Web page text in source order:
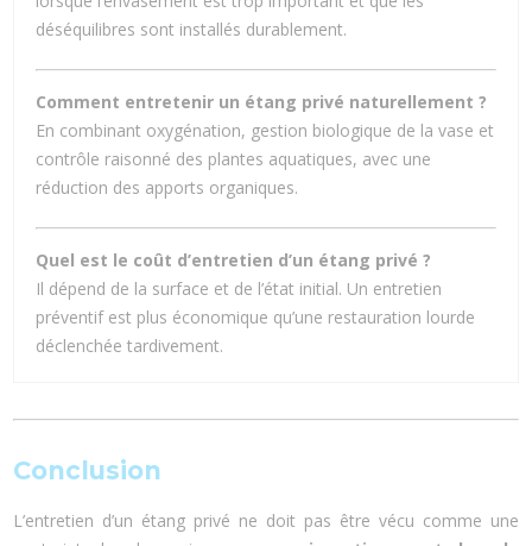
déséquilibres sont installés durablement.
Comment entretenir un étang privé naturellement ?
En combinant oxygénation, gestion biologique de la vase et
contrôle raisonné des plantes aquatiques, avec une
réduction des apports organiques.
Quel est le coût d’entretien d’un étang privé ?
Il dépend de la surface et de l’état initial. Un entretien
préventif est plus économique qu’une restauration lourde
déclenchée tardivement.
Conclusion
L’entretien d’un étang privé ne doit pas être vécu comme une